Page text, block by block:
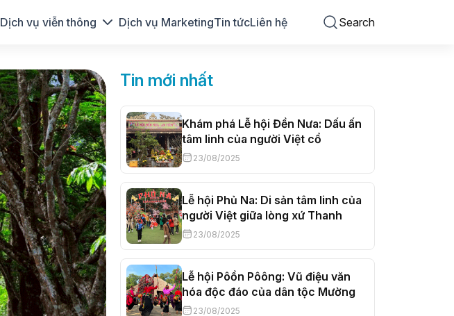
Dịch vụ viễn thông Dịch vụ MarketingTin tứcLiên hệ Search
Tin mới nhất
Khám phá Lễ hội Đền Nưa: Dấu ấn
tâm linh của người Việt cổ
23/08/2025
Lễ hội Phủ Na: Di sản tâm linh của
người Việt giữa lòng xứ Thanh
23/08/2025
Lễ hội Pôồn Pôông: Vũ điệu văn
hóa độc đáo của dân tộc Mường
23/08/2025